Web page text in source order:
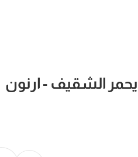
الشقيف - ارنون